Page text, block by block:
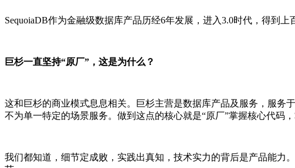
SequoiaDB作为金融级数据库产品历经6年发展，进入3.0时代，得到
巨杉一直坚持“原厂”，这是为什么？
这和巨杉的商业模式息息相关。巨杉主营是数据库产品及服务，服务
不为单一特定的场景服务。做到这点的核心就是“原厂”掌握核心代码
我们都知道，细节定成败，实践出真知，技术实力的背后是产品能力